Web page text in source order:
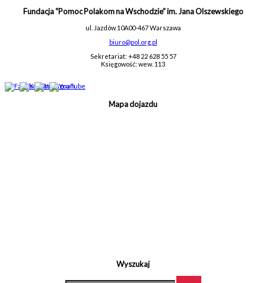
Fundacja “Pomoc Polakom na Wschodzie” im. Jana Olszewskiego
ul. Jazdów 10A00-467 Warszawa
biuro@pol.org.pl
Sekretariat: +48 22 628 55 57
Księgowość: wew. 113
Mapa dojazdu
Wyszukaj